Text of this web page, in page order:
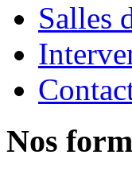
Salles
Nos